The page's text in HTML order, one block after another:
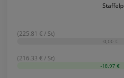
(225.81 € / St)
-0,00 €
(216.33 € / St)
-18,97 €